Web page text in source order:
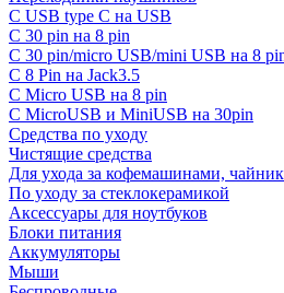
С USB type C на USB
С 30 pin на 8 pin
С 30 pin/micro USB/mini USB на 8
С 8 Pin на Jack3.5
С Micro USB на 8 pin
С MicroUSB и MiniUSB на 30pin
Средства по уходу
Чистящие средства
Для ухода за кофемашинами,
По уходу за стеклокерамикой
Аксессуары для ноутбуков
Блоки питания
Аккумуляторы
Мыши